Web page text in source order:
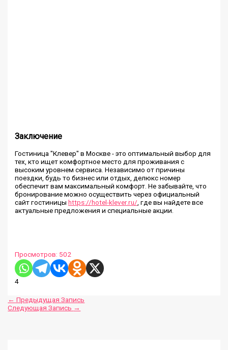
Заключение
Гостиница "Клевер" в Москве - это оптимальный выбор для
тех, кто ищет комфортное место для проживания с
высоким уровнем сервиса. Независимо от причины
поездки, будь то бизнес или отдых, делюкс номер
обеспечит вам максимальный комфорт. Не забывайте, что
бронирование можно осуществить через официальный
сайт гостиницыhttps://hotel-klever.ru/, где вы найдете все
актуальные предложения и специальные акции.
Просмотров: 502
4
← Предыдущая Запись
Следующая Запись →